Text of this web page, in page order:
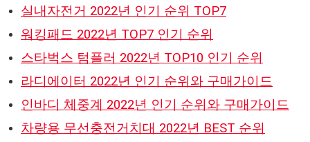
실내자전거 2022년 인기 순위 TOP7
워킹패드 2022년 TOP7 인기 순위
스타벅스 텀플러 2022년 TOP10 인기 순위
라디에이터 2022년 인기 순위와 구매가이드
인바디 체중계 2022년 인기 순위와 구매가이드
차량용 무선충전거치대 2022년 BEST 순위